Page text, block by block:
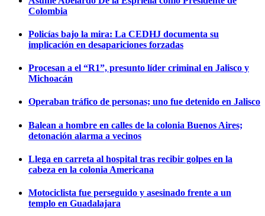
Colombia
Policías bajo la mira: La CEDHJ documenta su
implicación en desapariciones forzadas
Procesan a el “R1”, presunto líder criminal en Jalisco y
Michoacán
Operaban tráfico de personas; uno fue detenido en Jalisco
Balean a hombre en calles de la colonia Buenos Aires;
detonación alarma a vecinos
Llega en carreta al hospital tras recibir golpes en la
cabeza en la colonia Americana
Motociclista fue perseguido y asesinado frente a un
templo en Guadalajara